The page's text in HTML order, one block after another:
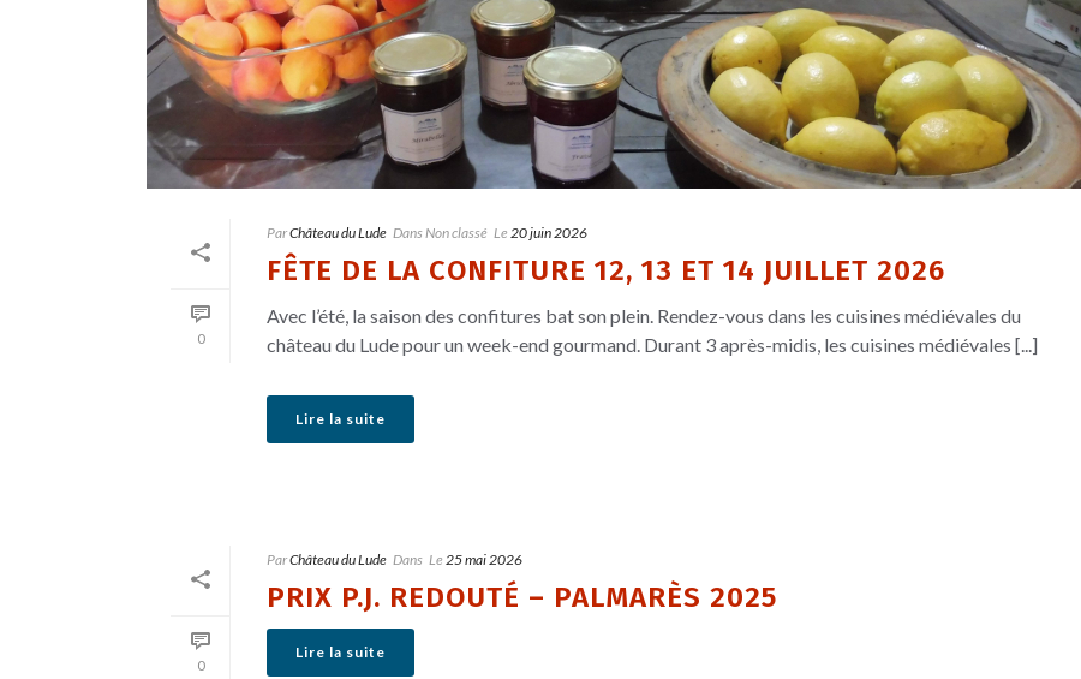
0
ParChâteau du Lude DansNon classé Le 20 juin 2026
FÊTE DE LA CONFITURE 12, 13 ET 14 JUILLET 2026
Avec l’été, la saison des confitures bat son plein. Rendez-vous dans les cuisines médiévales du
château du Lude pour un week-end gourmand. Durant 3 après-midis, les cuisines médiévales [...]
Lire la suite
0
ParChâteau du Lude Dans Le 25 mai 2026
PRIX P.J. REDOUTÉ – PALMARÈS 2025
Lire la suite